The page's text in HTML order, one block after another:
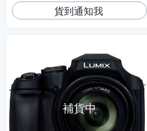
貨到通知我
補貨中